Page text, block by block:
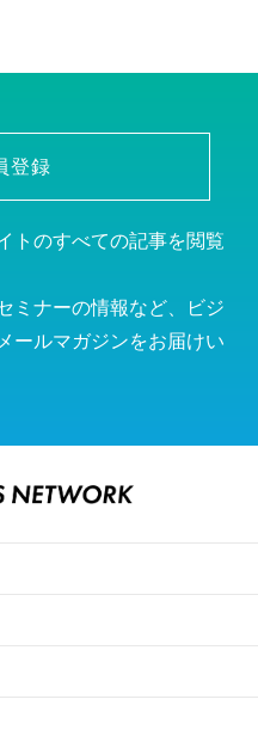
登録
トのすべての記事を閲覧
ミナーの情報など、ビジ
ールマガジンをお届けい